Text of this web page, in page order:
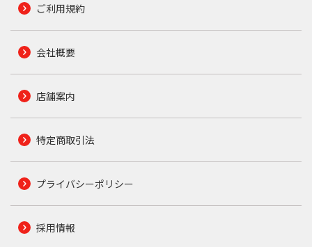
ご利用規約
会社概要
店舗案内
特定商取引法
プライバシーポリシー
採用情報